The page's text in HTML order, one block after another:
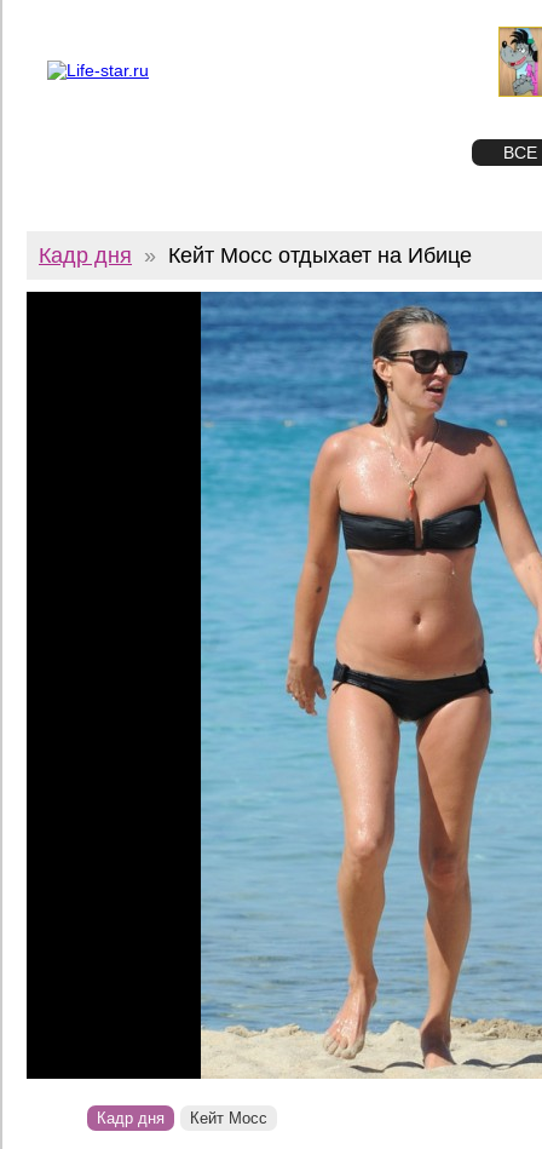
ВСЕ
Кадр дня » Кейт Мосс отдыхает на Ибице
Кадр дня Кейт Мосс